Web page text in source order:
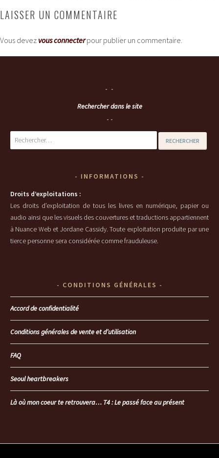
LAISSER UN COMMENTAIRE
Vous devez vous connecterpour publier un commentaire.
Rechercher dans le site
Rechercher :
INFORMATIONS
Droits d’exploitations :
Les droits d’exploitation de tous les livres en numérique, papier ou
audio ainsi que les visuels des couvertures et traductions appartiennent
à Nuance Web et Jordane Cassidy. Toute exploitation produite par une
tierce personne sera considérée comme frauduleuse.
CONDITIONS GÉNÉRALES
Accord de confidentialité
Conditions générales de vente et d’utilisation
FAQ
Seoul heartbreakers
Là où mon coeur te retrouvera… T4 : Le passé face au présent